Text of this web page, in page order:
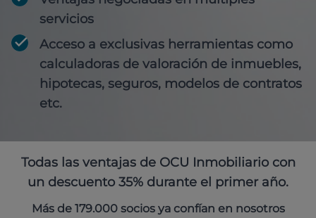
servicios
Acceso a exclusivas herramientas como
calculadoras de valoración de inmuebles,
hipotecas, seguros, modelos de contratos
etc.
Todas las ventajas de OCU Inmobiliario con
un descuento 35% durante el primer año.
Más de 179.000 socios ya confían en nosotros